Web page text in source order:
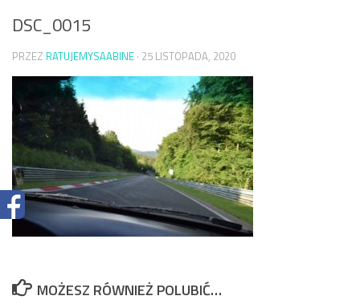
DSC_0015
PRZEZ RATUJEMYSAABINE · 25 LISTOPADA, 2020
MOŻESZ RÓWNIEŻ POLUBIĆ…